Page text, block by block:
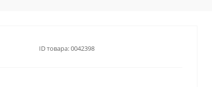
ID товара:0042398